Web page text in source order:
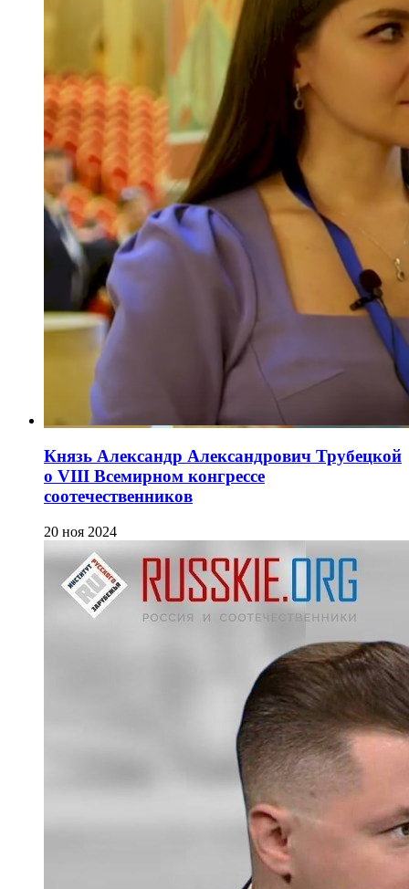
Князь Александр Александрович Трубецкой
о VIII Всемирном конгрессе
соотечественников
20 ноя 2024